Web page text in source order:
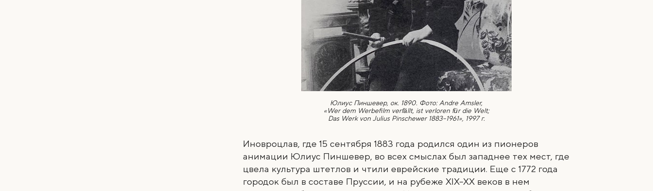
Юлиус Пиншевер, ок. 1890. Фото: Andre Amsler,
«Wer dem Werbefilm verfällt, ist verloren für die Welt;
Das Werk von Julius Pinschewer 1883–1961», 1997 г.
Иновроцлав, где 15 сентября 1883 года родился один из пионеров
анимации Юлиус Пиншевер, во всех смыслах был западнее тех мест, где
цвела культура штетлов и чтили еврейские традиции. Еще с 1772 года
городок был в составе Пруссии, и на рубеже XIX–XX веков в нем